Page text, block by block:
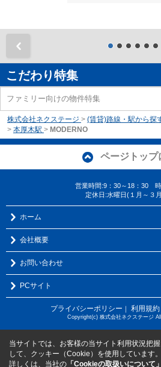
こだわり特集
ファミリー向けの物件特集
株式会社ネクステージ > (賃貸)路線・駅から探
> 本厚木駅 > MODERNO
ページトップ
営業時間:9：30～18：30
定休日:水曜日(１月～３
ホーム
会社概要
お問い合わせ
PCサイト
プライバシーポリシー ｜ 利用規約
Copyright(c) 株式会社ネクステージ
当サイトでは、お客様の当サイト利用状況把
して、クッキー（Cookie）を使用しています。
詳しくは、当社の 「Cookieの取扱いについて」